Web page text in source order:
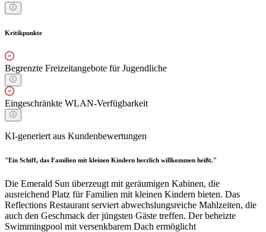
Kritikpunkte
Begrenzte Freizeitangebote für Jugendliche
Eingeschränkte WLAN-Verfügbarkeit
KI-generiert aus Kundenbewertungen
"Ein Schiff, das Familien mit kleinen Kindern herzlich willkommen heißt."
Die Emerald Sun überzeugt mit geräumigen Kabinen, die
ausreichend Platz für Familien mit kleinen Kindern bieten. Das
Reflections Restaurant serviert abwechslungsreiche Mahlzeiten, die
auch den Geschmack der jüngsten Gäste treffen. Der beheizte
Swimmingpool mit versenkbarem Dach ermöglicht